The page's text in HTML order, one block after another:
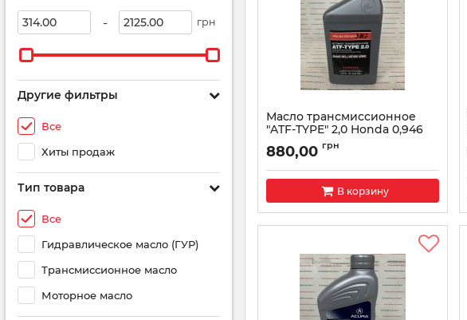
- грн
Другие фильтры
Все
Хиты продаж
Тип товара
Все
Гидравлическое масло (ГУР)
Трансмиссионное масло
Моторное масло
Масло трансмиссионное
"ATF-TYPE" 2,0 Honda 0,946
мл 08200-9015
Артикул: 082009015
880,00 грн
В корзину